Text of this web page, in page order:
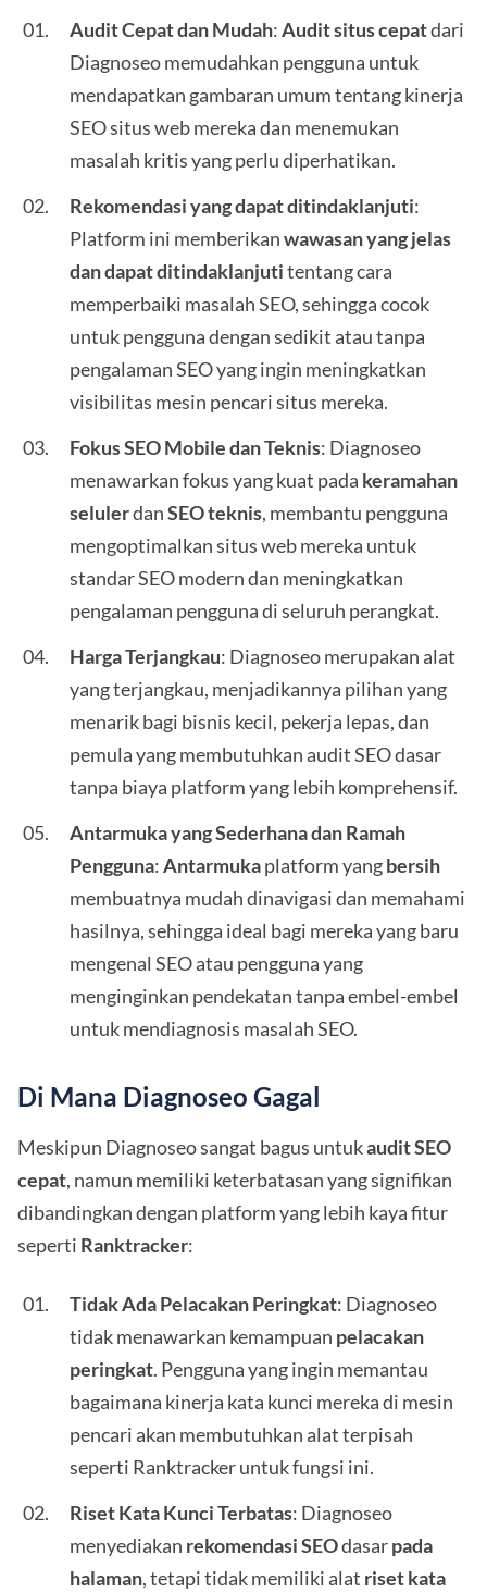
Audit Cepat dan Mudah:Audit situs cepatdari
Diagnoseo memudahkan pengguna untuk
mendapatkan gambaran umum tentang kinerja
SEO situs web mereka dan menemukan
masalah kritis yang perlu diperhatikan.
Rekomendasi yang dapat ditindaklanjuti:
Platform ini memberikanwawasan yang jelas
dan dapat ditindaklanjutitentang cara
memperbaiki masalah SEO, sehingga cocok
untuk pengguna dengan sedikit atau tanpa
pengalaman SEO yang ingin meningkatkan
visibilitas mesin pencari situs mereka.
Fokus SEO Mobile dan Teknis: Diagnoseo
menawarkan fokus yang kuat pada keramahan
selulerdanSEO teknis, membantu pengguna
mengoptimalkan situs web mereka untuk
standar SEO modern dan meningkatkan
pengalaman pengguna di seluruh perangkat.
Harga Terjangkau: Diagnoseo merupakan alat
yang terjangkau, menjadikannya pilihan yang
menarik bagi bisnis kecil, pekerja lepas, dan
pemula yang membutuhkan audit SEO dasar
tanpa biaya platform yang lebih komprehensif.
Antarmuka yang Sederhana dan Ramah
Pengguna:Antarmukaplatform yangbersih
membuatnya mudah dinavigasi dan memahami
hasilnya, sehingga ideal bagi mereka yang baru
mengenal SEO atau pengguna yang
menginginkan pendekatan tanpa embel-embel
untuk mendiagnosis masalah SEO.
Di Mana Diagnoseo Gagal
Meskipun Diagnoseo sangat bagus untukaudit SEO
cepat, namun memiliki keterbatasan yang signifikan
dibandingkan dengan platform yang lebih kaya fitur
seperti Ranktracker:
Tidak Ada Pelacakan Peringkat: Diagnoseo
tidak menawarkan kemampuan pelacakan
peringkat. Pengguna yang ingin memantau
bagaimana kinerja kata kunci mereka di mesin
pencari akan membutuhkan alat terpisah
seperti Ranktracker untuk fungsi ini.
Riset Kata Kunci Terbatas: Diagnoseo
menyediakan rekomendasi SEOdasarpada
halaman, tetapi tidak memiliki alat riset kata